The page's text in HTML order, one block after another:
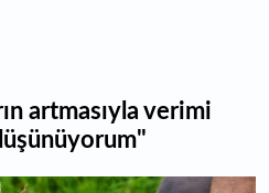
artmasıyla verimi